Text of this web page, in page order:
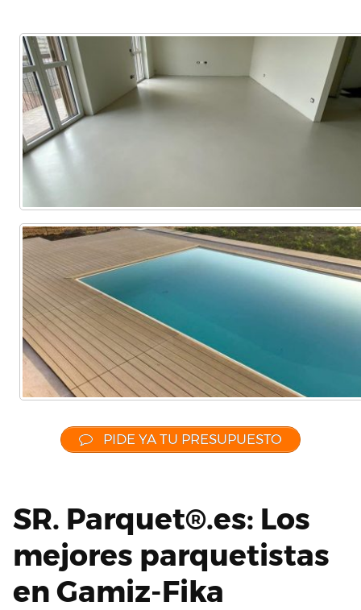
PIDE YA TU PRESUPUESTO
SR. Parquet®.es: Los
mejores parquetistas
en Gamiz-Fika